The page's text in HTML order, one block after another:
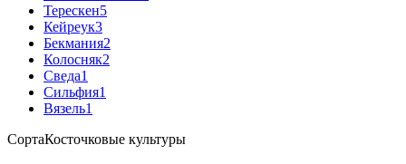
Терескен5
Кейреук3
Бекмания2
Колосняк2
Сведа1
Сильфия1
Вязель1
СортаКосточковые культуры